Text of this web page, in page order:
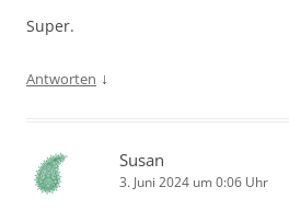
Super.
Antworten ↓
Susan
3. Juni 2024 um 0:06 Uhr